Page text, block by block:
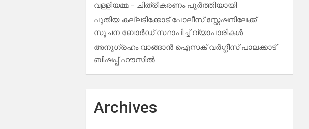
വള്ളിയമ്മ – ചിത്രീകരണം പൂർത്തിയായി
പുതിയ കല്ലടിക്കോട് പോലീസ് സ്റ്റേഷനിലേക്ക്
സൂചന ബോർഡ് സ്ഥാപിച്ച് വ്യാപാരികൾ
അനുഗ്രഹം വാങ്ങാൻ ഐസക് വര്‍ഗ്ഗീസ് പാലക്കാട്
ബിഷപ്പ് ഹൗസില്‍
Archives